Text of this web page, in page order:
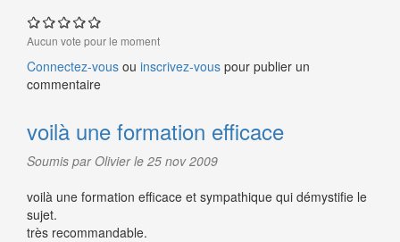
Aucun vote pour le moment
Connectez-vous ou inscrivez-vous pour publier un
commentaire
voilà une formation efficace
Soumis par Olivier le 25 nov 2009
voilà une formation efficace et sympathique qui démystifie le
sujet.
très recommandable.